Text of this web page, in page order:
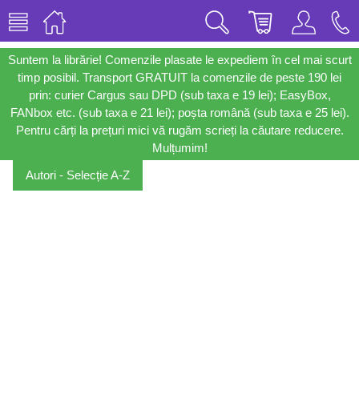
Suntem la librărie! Comenzile plasate le expediem în cel mai scurt
timp posibil. Transport GRATUIT la comenzile de peste 190 lei
prin: curier Cargus sau DPD (sub taxa e 19 lei); EasyBox,
FANbox etc. (sub taxa e 21 lei); poșta română (sub taxa e 25 lei).
Pentru cărți la prețuri mici vă rugăm scrieți la căutare reducere.
Mulțumim!
Autori - Selecție A-Z